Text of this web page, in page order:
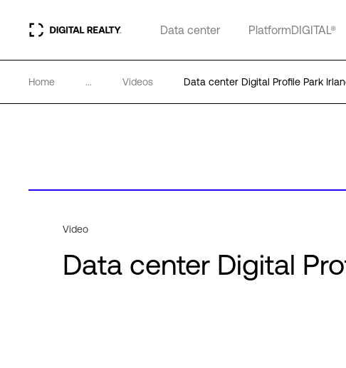
Data center PlatformDIGITAL®
Home ... Videos Data center Digital Profile Park
Video
Data center Digital